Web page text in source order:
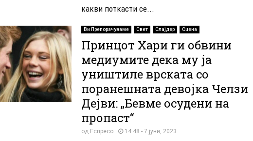
какви поткасти се...
Ви Препорачуваме Свет Слајдер Сцена
Принцот Хари ги обвини
медиумите дека му ја
уништиле врската со
поранешната девојка Челзи
Дејви: „Бевме осудени на
пропаст“
од Еспресо 14:48 - 7 јуни, 2023